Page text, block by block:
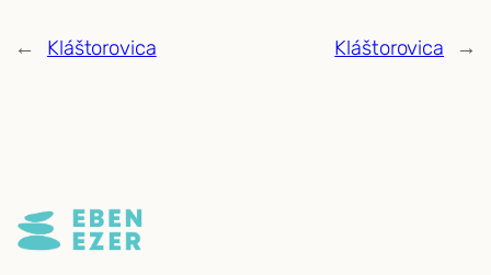
← Kláštorovica Kláštorovica →